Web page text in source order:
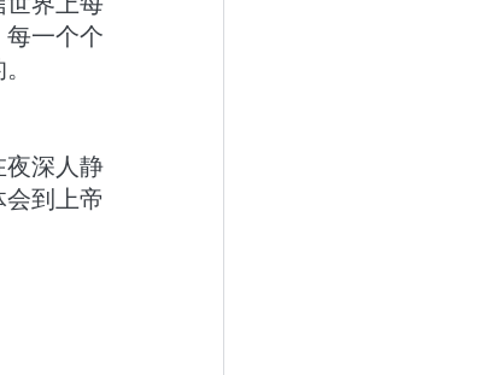
一个个
夜深人静
到上帝